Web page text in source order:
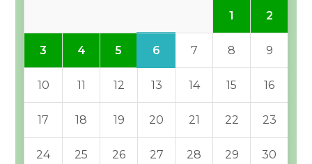
1 2
3 4 5 6 7 8 9
10 11 12 13 14 15 16
17 18 19 20 21 22 23
24 25 26 27 28 29 30